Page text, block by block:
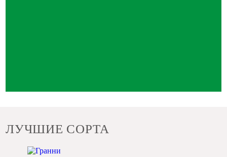
ЛУЧШИЕ СОРТА